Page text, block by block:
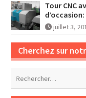
Tour CNC
juillet 3,
Cherchez sur